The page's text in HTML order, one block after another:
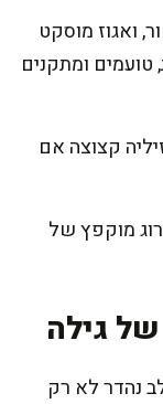
ואגוז מוסקט
מבשלים עוד 2-3 דקות, טועמים ומתקנים
קצוצה אם
מוקפץ של
גילה
נהדר לא רק